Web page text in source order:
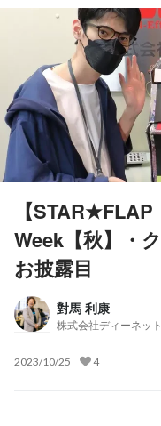
【
Week【秋】・
お披露目
對馬 利康
株式会社ディーネッ
2023/10/25 4